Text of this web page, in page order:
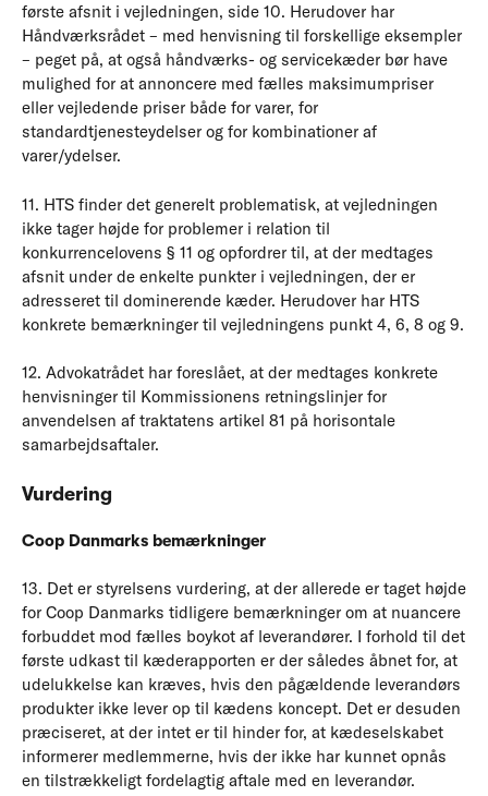
første afsnit i vejledningen, side 10. Herudover har
Håndværksrådet – med henvisning til forskellige eksempler
– peget på, at også håndværks- og servicekæder bør have
mulighed for at annoncere med fælles maksimumpriser
eller vejledende priser både for varer, for
standardtjenesteydelser og for kombinationer af
varer/ydelser.
11. HTS finder det generelt problematisk, at vejledningen
ikke tager højde for problemer i relation til
konkurrencelovens § 11 og opfordrer til, at der medtages
afsnit under de enkelte punkter i vejledningen, der er
adresseret til dominerende kæder. Herudover har HTS
konkrete bemærkninger til vejledningens punkt 4, 6, 8 og 9.
12. Advokatrådet har foreslået, at der medtages konkrete
henvisninger til Kommissionens retningslinjer for
anvendelsen af traktatens artikel 81 på horisontale
samarbejdsaftaler.
Vurdering
Coop Danmarks bemærkninger
13. Det er styrelsens vurdering, at der allerede er taget højde
for Coop Danmarks tidligere bemærkninger om at nuancere
forbuddet mod fælles boykot af leverandører. I forhold til det
første udkast til kæderapporten er der således åbnet for, at
udelukkelse kan kræves, hvis den pågældende leverandørs
produkter ikke lever op til kædens koncept. Det er desuden
præciseret, at der intet er til hinder for, at kædeselskabet
informerer medlemmerne, hvis der ikke har kunnet opnås
en tilstrækkeligt fordelagtig aftale med en leverandør.